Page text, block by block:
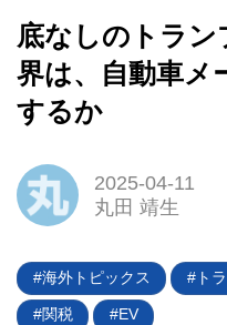
HOME
電動バイク
底なしのトラン
界は、自動車メ
するか
2025-04-11
丸田 靖生
海外トピックス ト
関税 EV